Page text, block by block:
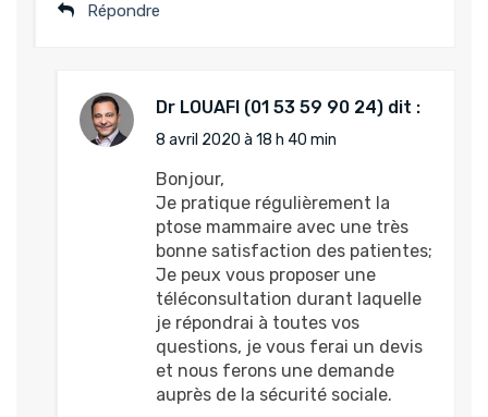
Répondre
Dr LOUAFI dit :
8 avril 2020 à 18 h 40 min
Bonjour,
Je pratique régulièrement la
ptose mammaire avec une très
bonne satisfaction des patientes;
Je peux vous proposer une
téléconsultation durant laquelle
je répondrai à toutes vos
questions, je vous ferai un devis
et nous ferons une demande
auprès de la sécurité sociale.